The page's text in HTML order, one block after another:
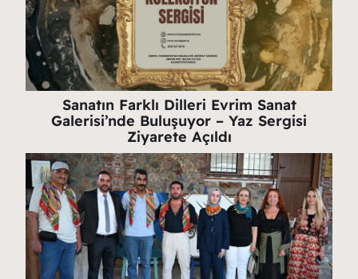
Sanatın Farklı Dilleri Evrim Sanat
Galerisi’nde Buluşuyor – Yaz Sergisi
Ziyarete Açıldı